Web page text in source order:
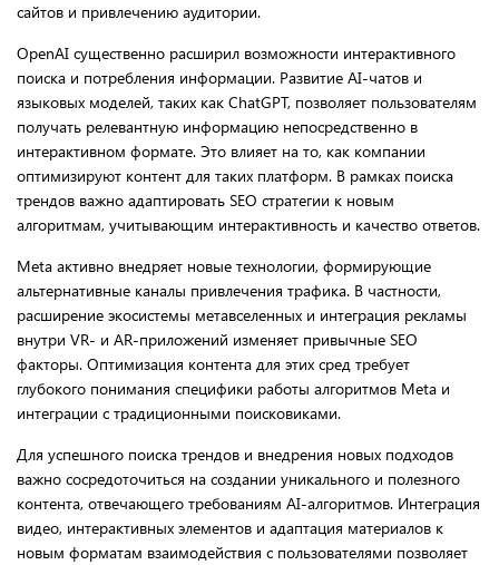
сайтов и привлечению аудитории.
OpenAI существенно расширил возможности интерактивного
поиска и потребления информации. Развитие AI-чатов и
языковых моделей, таких как ChatGPT, позволяет пользователям
получать релевантную информацию непосредственно в
интерактивном формате. Это влияет на то, как компании
оптимизируют контент для таких платформ. В рамках поиска
трендов важно адаптировать SEO стратегии к новым
алгоритмам, учитывающим интерактивность и качество ответов.
Meta активно внедряет новые технологии, формирующие
альтернативные каналы привлечения трафика. В частности,
расширение экосистемы метавселенных и интеграция рекламы
внутри VR- и AR-приложений изменяет привычные SEO
факторы. Оптимизация контента для этих сред требует
глубокого понимания специфики работы алгоритмов Meta и
интеграции с традиционными поисковиками.
Для успешного поиска трендов и внедрения новых подходов
важно сосредоточиться на создании уникального и полезного
контента, отвечающего требованиям AI-алгоритмов. Интеграция
видео, интерактивных элементов и адаптация материалов к
новым форматам взаимодействия с пользователями позволяет